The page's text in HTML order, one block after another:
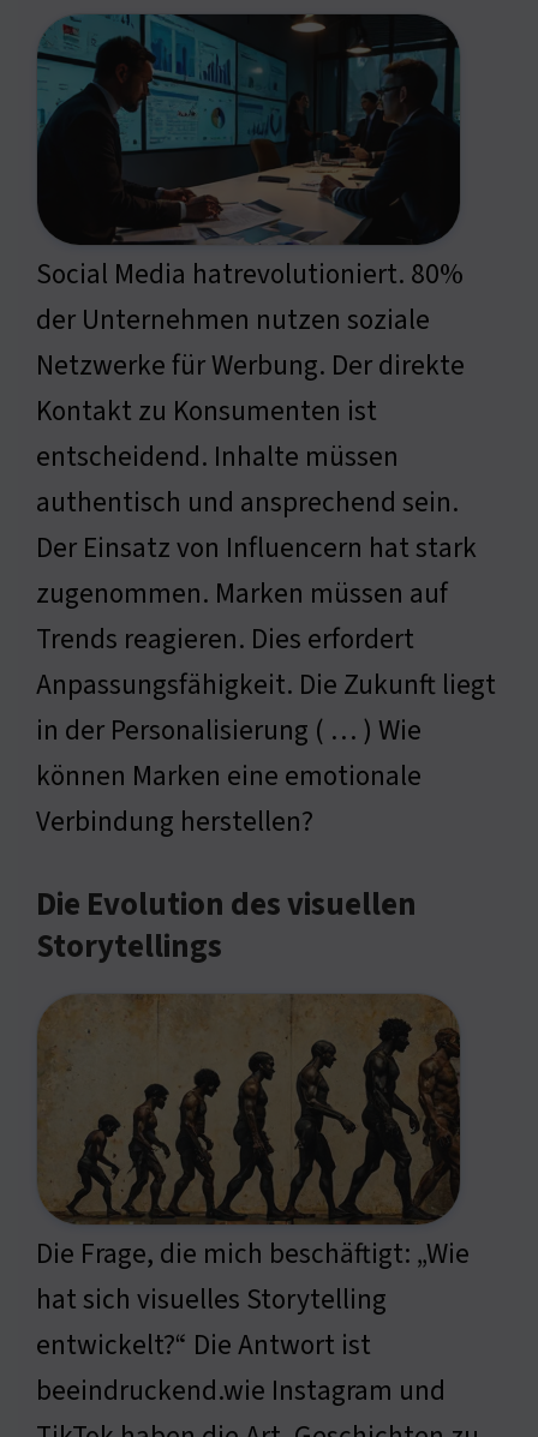
Social Media hatrevolutioniert. 80%
der Unternehmen nutzen soziale
Netzwerke für Werbung. Der direkte
Kontakt zu Konsumenten ist
entscheidend. Inhalte müssen
authentisch und ansprechend sein.
Der Einsatz von Influencern hat stark
zugenommen. Marken müssen auf
Trends reagieren. Dies erfordert
Anpassungsfähigkeit. Die Zukunft liegt
in der Personalisierung ( … ) Wie
können Marken eine emotionale
Verbindung herstellen?
Die Evolution des visuellen
Storytellings
Die Frage, die mich beschäftigt: „Wie
hat sich visuelles Storytelling
entwickelt?“ Die Antwort ist
beeindruckend.wie Instagram und